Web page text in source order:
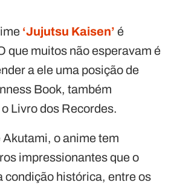
‘Jujutsu Kaisen’ é
que muitos não esperavam é
a ele uma posição de
Book, também
Livro dos Recordes.
o anime tem
impressionantes que o
condição histórica, entre os